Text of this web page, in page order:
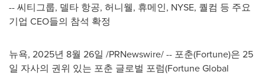
-- 씨티그룹, 델타 항공, 허니웰, 휴메인, NYSE, 퀄컴 등 주요
기업 CEO들의 참석 확정
뉴욕, 2025년 8월 26일 /PRNewswire/ -- 포춘(Fortune)은 25
일 자사의 권위 있는 포춘 글로벌 포럼(Fortune Global